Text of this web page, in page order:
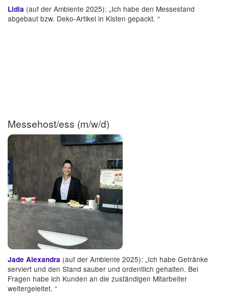
Lidia (auf der Ambiente 2025): „Ich habe den Messestand
abgebaut bzw. Deko-Artikel in Kisten gepackt. “
Messehost/ess (m/w/d)
Jade Alexandra (auf der Ambiente 2025): „Ich habe Getränke
serviert und den Stand sauber und ordentlich gehalten. Bei
Fragen habe ich Kunden an die zuständigen Mitarbeiter
weitergeleitet. “